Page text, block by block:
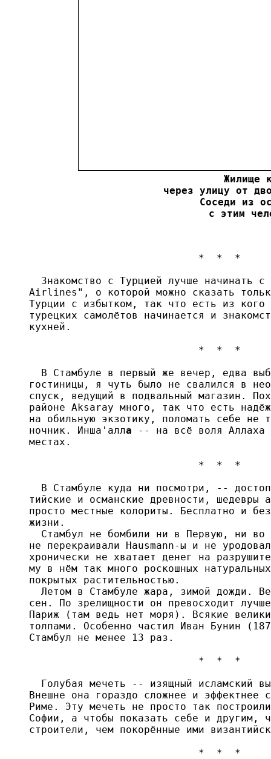
Жилище
через улицу от
Соседи из
с этим
                            *  *  *
Знакомство с Турцией лучше начинать
Airlines", о которой можно сказать
Турции с избытком, так что есть из кого
турецких самолётов начинается и
кухней.
                            *  *  *
В Стамбуле в первый же вечер, едва
гостиницы, я чуть было не свалился в
спуск, ведущий в подвальный магазин.
районе Aksaray много, так что есть
на обильную экзотику, поломать себе не
ночник. Инша'алла -- на всё воля Аллаха
местах.
                            *  *  *
В Стамбуле куда ни посмотри, --
тийские и османские древности, шедевры
просто местные колориты. Бесплатно и
жизни.
Стамбул не бомбили ни в Первую, ни
не перекраивали Hausmann-ы и не
хронически не хватает денег на
му в нём так много роскошных
покрытых растительностью.
Летом в Стамбуле жара, зимой дожди.
сен. По зрелищности он превосходит
Париж (там ведь нет моря). Всякие
толпами. Особенно частил Иван Бунин
Стамбул не менее 13 раз.
                            *  *  *
Голубая мечеть -- изящный исламский
Внешне она гораздо сложнее и эффектнее
Риме. Эту мечеть не просто так
Софии, а чтобы показать себе и другим,
строители, чем покорённые ими
                            *  *  *